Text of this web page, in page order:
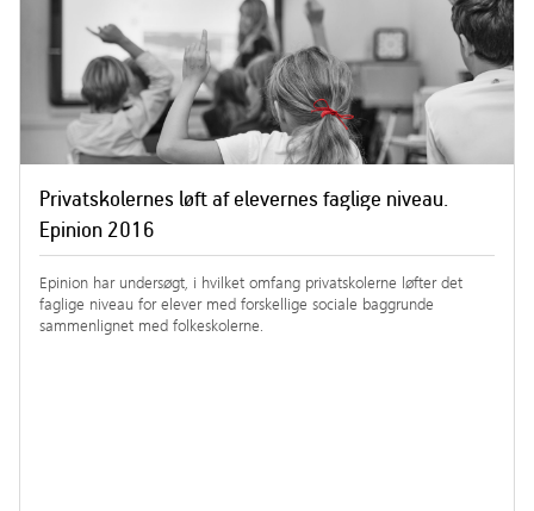
Privatskolernes løft af elevernes faglige niveau.
Epinion 2016
Epinion har undersøgt, i hvilket omfang privatskolerne løfter det
faglige niveau for elever med forskellige sociale baggrunde
sammenlignet med folkeskolerne.